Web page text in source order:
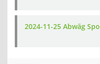
2024-11-25 Abwäg